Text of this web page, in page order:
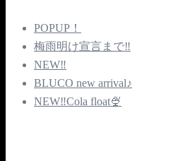
POPUP！
梅雨明け宣言まで‼️
NEW‼️
BLUCO new arrival♪
NEW‼️Cola float🍨